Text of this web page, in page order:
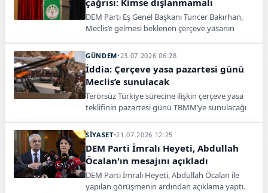
DEM Parti Eş Genel Başkanı Tuncer Bakırhan,
Meclis’e gelmesi beklenen çerçeve yasanın
olması gerektiğini söyledi.
GÜNDEM•23.07.2026 06:28
İddia: Çerçeve yasa pazartesi günü
Meclis’e sunulacak
Terörsüz Türkiye sürecine ilişkin çerçeve yasa
teklifinin pazartesi günü TBMM’ye sunulacağı
sürüldü.
SİYASET•21.07.2026 12:25
DEM Parti İmralı Heyeti, Abdullah
Öcalan'ın mesajını açıkladı
DEM Parti İmralı Heyeti, Abdullah Öcalan ile
yapılan görüşmenin ardından açıklama yaptı.